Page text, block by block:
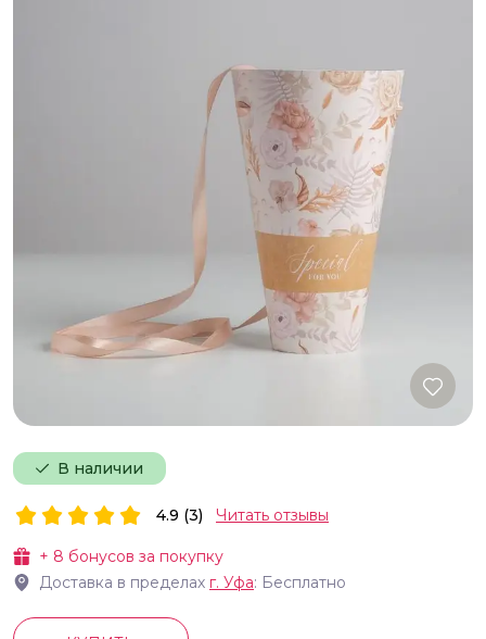
В наличии
+ 8 бонусов за покупку
Доставка в пределах г. Уфа: Бесплатно
4.9 (3) Читать отзывы